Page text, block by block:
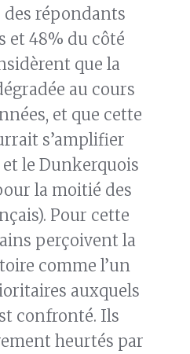
des répondants
et 48% du côté
que la
au cours
et que cette
s’amplifier
et le Dunkerquois
la moitié des
Pour cette
perçoivent la
comme l’un
auxquels
confronté. Ils
heurtés par